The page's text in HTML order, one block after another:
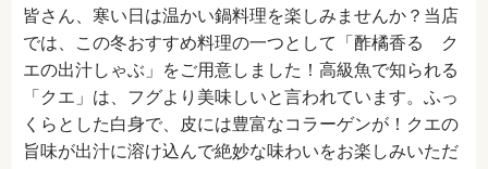
皆さん、寒い日は温かい鍋料理を楽しみませんか？当店
では、この冬おすすめ料理の一つとして「酢橘香る ク
エの出汁しゃぶ」をご用意しました！高級魚で知られる
「クエ」は、フグより美味しいと言われています。ふっ
くらとした白身で、皮には豊富なコラーゲンが！クエの
旨味が出汁に溶け込んで絶妙な味わいをお楽しみいただ